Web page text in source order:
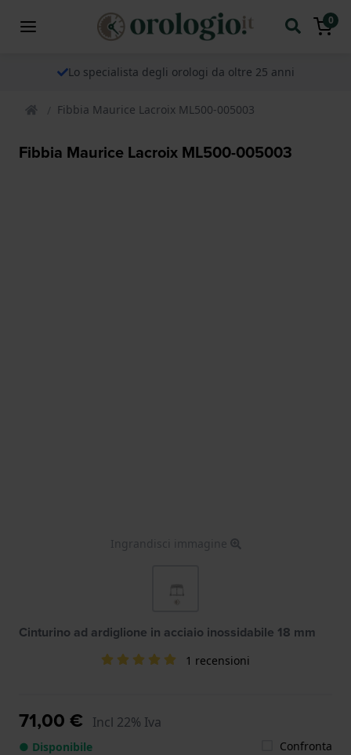
0
Lo specialista degli orologi da oltre 25 anni
Fibbia Maurice Lacroix ML500-005003
Fibbia Maurice Lacroix ML500-005003
Ingrandisci immagine
Cinturino ad ardiglione in acciaio inossidabile 18 mm
1 recensioni
71,00 € Incl 22% Iva
● Disponibile Confronta